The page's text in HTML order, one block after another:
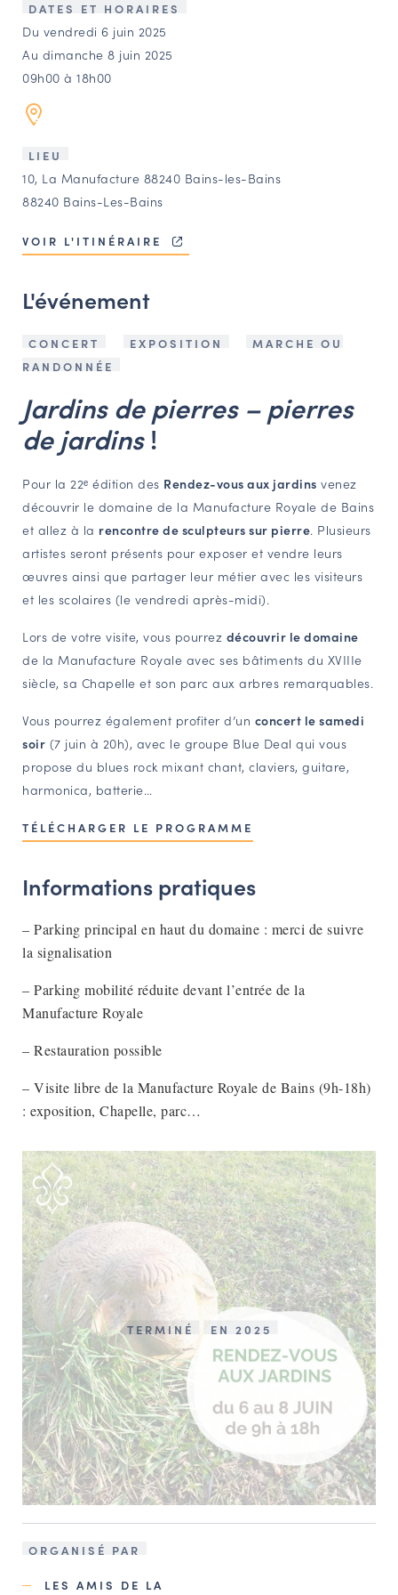
LES ACTIONS PHARES
CONTACT
Agenda
Annuaire
Ressources
OFFRES D’EMPLOI ET DE STAGE
OUTILS EN LIGNE
Espace acteurs
NAVIGATION FILTRÉE « ACTEURS »
PORTAIL CULTURE
Service Inventaire et Patrimoines de la Région Grand Est
VOUS ÊTES…
Amateurs d’histoire et de patrimoine
Responsables de structures
Étudiants & chercheurs
DATES ET HORAIRES
Du vendredi 6 juin 2025
Au dimanche 8 juin 2025
09h00 à 18h00
LIEU
10, La Manufacture 88240 Bains-les-Bains
88240 Bains-Les-Bains
VOIR L'ITINÉRAIRE
L'événement
CONCERT EXPOSITION
MARCHE OU
RANDONNÉE
Jardins de pierres – pierres
de jardins!
Pour la 22ᵉ édition des Rendez-vous aux jardins venez
découvrir le domaine de la Manufacture Royale de Bains
et allez à la rencontre de sculpteurs sur pierre. Plusieurs
artistes seront présents pour exposer et vendre leurs
œuvres ainsi que partager leur métier avec les visiteurs
et les scolaires (le vendredi après-midi).
Lors de votre visite, vous pourrez découvrir le domaine
de la Manufacture Royale avec ses bâtiments du XVIIIe
siècle, sa Chapelle et son parc aux arbres remarquables.
Vous pourrez également profiter d’un concert le samedi
soir (7 juin à 20h), avec le groupe Blue Deal qui vous
propose du blues rock mixant chant, claviers, guitare,
harmonica, batterie…
TÉLÉCHARGER LE PROGRAMME
Informations pratiques
– Parking principal en haut du domaine : merci de suivre
la signalisation
– Parking mobilité réduite devant l’entrée de la
Manufacture Royale
– Restauration possible
– Visite libre de la Manufacture Royale de Bains (9h-18h)
: exposition, Chapelle, parc…
TERMINÉ EN 2025
ORGANISÉ PAR
LES AMIS DE LA